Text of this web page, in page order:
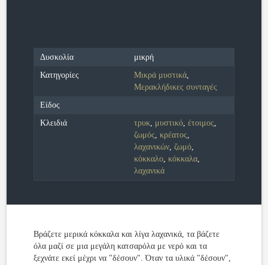
Δυσκολία
μικρή
Κατηγορίες
Μικρά μυστικά,
Μερακλήδικες συνταγές
Είδος
Κλειδιά
τρυκ, μυστικό, έτοιμος,
ζωμός, κρέατος,
λαχανικών, ζωμό,
κόκκαλο, κόκκαλα,
λαχανικά
Βράζετε μερικά κόκκαλα και λίγα λαχανικά, τα βάζετε
όλα μαζί σε μια μεγάλη κατσαρόλα με νερό και τα
ξεχνάτε εκεί μέχρι να "δέσουν". Όταν τα υλικά "δέσουν",